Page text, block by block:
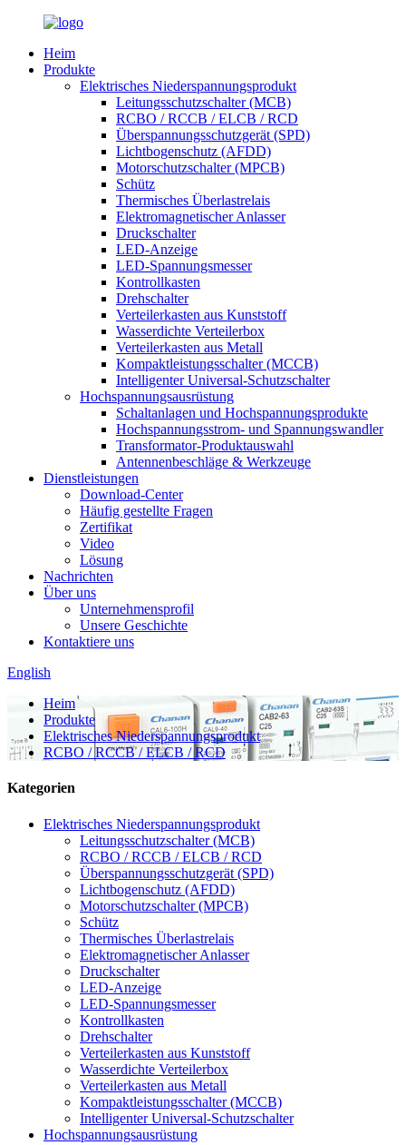
Heim
Produkte
Elektrisches Niederspannungsprodukt
Leitungsschutzschalter (MCB)
RCBO / RCCB / ELCB / RCD
Überspannungsschutzgerät (SPD)
Lichtbogenschutz (AFDD)
Motorschutzschalter (MPCB)
Schütz
Thermisches Überlastrelais
Elektromagnetischer Anlasser
Druckschalter
LED-Anzeige
LED-Spannungsmesser
Kontrollkasten
Drehschalter
Verteilerkasten aus Kunststoff
Wasserdichte Verteilerbox
Verteilerkasten aus Metall
Kompaktleistungsschalter (MCCB)
Intelligenter Universal-Schutzschalter
Hochspannungsausrüstung
Schaltanlagen und Hochspannungsprodukte
Hochspannungsstrom- und Spannungswandler
Transformator-Produktauswahl
Antennenbeschläge & Werkzeuge
Dienstleistungen
Download-Center
Häufig gestellte Fragen
Zertifikat
Video
Lösung
Nachrichten
Über uns
Unternehmensprofil
Unsere Geschichte
Kontaktiere uns
English
Heim
Produkte
Elektrisches Niederspannungsprodukt
RCBO / RCCB / ELCB / RCD
Kategorien
Elektrisches Niederspannungsprodukt
Leitungsschutzschalter (MCB)
RCBO / RCCB / ELCB / RCD
Überspannungsschutzgerät (SPD)
Lichtbogenschutz (AFDD)
Motorschutzschalter (MPCB)
Schütz
Thermisches Überlastrelais
Elektromagnetischer Anlasser
Druckschalter
LED-Anzeige
LED-Spannungsmesser
Kontrollkasten
Drehschalter
Verteilerkasten aus Kunststoff
Wasserdichte Verteilerbox
Verteilerkasten aus Metall
Kompaktleistungsschalter (MCCB)
Intelligenter Universal-Schutzschalter
Hochspannungsausrüstung